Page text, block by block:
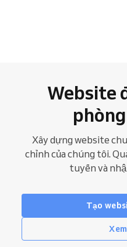
Website
Xây dựng website
chỉnh của chúng tôi.
tuyến và
Tạo